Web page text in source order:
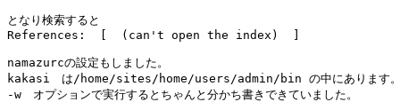
となり検索すると
References:  [  (can't open the index)  ]
namazurcの設定もしました。
kakasi　は/home/sites/home/users/admin/bin の中にあります
-w　オプションで実行するとちゃんと分かち書きできていました。